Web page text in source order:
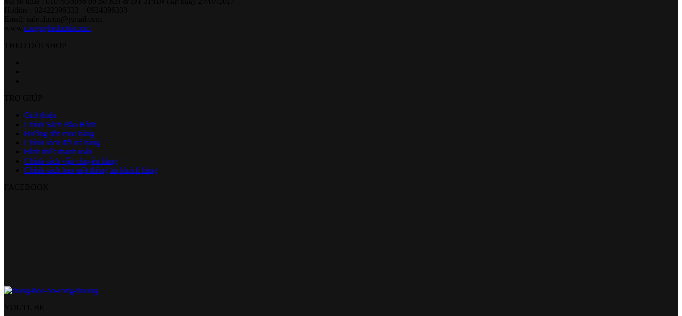
congngheductin.com
Giới thiệu
Chính Sách Bảo Hành
Hướng dẫn mua hàng
Chính sách đổi trả hàng
Hình thức thanh toán
Chính sách vận chuyển hàng
Chính sách bảo mật thông tin khách hàng